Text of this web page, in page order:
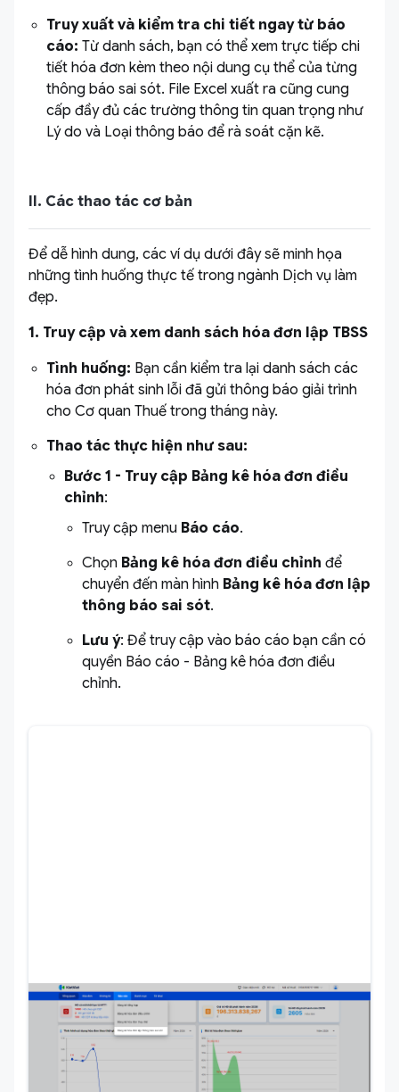
Truy xuất và kiểm tra chi tiết ngay từ báo
cáo: Từ danh sách, bạn có thể xem trực tiếp chi
tiết hóa đơn kèm theo nội dung cụ thể của từng
thông báo sai sót. File Excel xuất ra cũng cung
cấp đầy đủ các trường thông tin quan trọng như
Lý do và Loại thông báo để rà soát cặn kẽ.
II. Các thao tác cơ bản
Để dễ hình dung, các ví dụ dưới đây sẽ minh họa
những tình huống thực tế trong ngành Dịch vụ làm
đẹp.
1. Truy cập và xem danh sách hóa đơn lập TBSS
Tình huống: Bạn cần kiểm tra lại danh sách các
hóa đơn phát sinh lỗi đã gửi thông báo giải trình
cho Cơ quan Thuế trong tháng này.
Thao tác thực hiện như sau:
Bước 1 - Truy cập Bảng kê hóa đơn điều
chỉnh:
Truy cập menu Báo cáo.
Chọn Bảng kê hóa đơn điều chỉnh để
chuyển đến màn hình Bảng kê hóa đơn lập
thông báo sai sót.
Lưu ý: Để truy cập vào báo cáo bạn cần có
quyền Báo cáo - Bảng kê hóa đơn điều
chỉnh.